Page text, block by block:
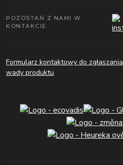
POZOSTAŃ Z NAMI W
KONTAKCIE
Formularz kontaktowy do zgłaszania
wady produktu